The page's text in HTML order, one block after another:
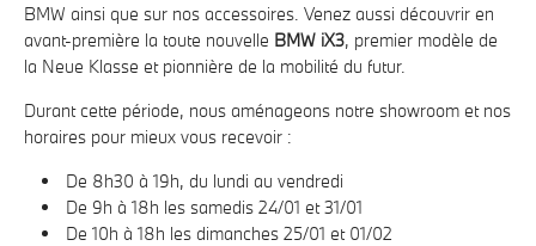
BMW ainsi que sur nos accessoires. Venez aussi découvrir en
avant-première la toute nouvelle BMW iX3, premier modèle de
la Neue Klasse et pionnière de la mobilité du futur.
Durant cette période, nous aménageons notre showroom et nos
horaires pour mieux vous recevoir :
De 8h30 à 19h, du lundi au vendredi
De 9h à 18h les samedis 24/01 et 31/01
De 10h à 18h les dimanches 25/01 et 01/02